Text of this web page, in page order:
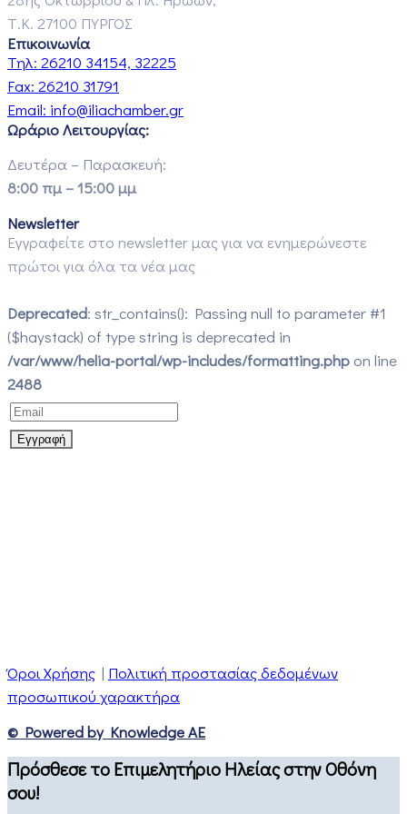
Τ.Κ. 27100 ΠΥΡΓΟΣ
Επικοινωνία
Τηλ: 26210 34154, 32225
Fax: 26210 31791
Email: info@iliachamber.gr
Ωράριο Λειτουργίας:
Δευτέρα – Παρασκευή:
8:00 πμ – 15:00 μμ
Newsletter
Εγγραφείτε στο newsletter μας για να ενημερώνεστε
πρώτοι για όλα τα νέα μας
Deprecated: str_contains(): Passing null to parameter #1
($haystack) of type string is deprecated in
/var/www/helia-portal/wp-includes/formatting.php on line
2488
Όροι Χρήσης | Πολιτική προστασίας δεδομένων
προσωπικού χαρακτήρα
© Powered by Knowledge AE
Πρόσθεσε το Επιμελητήριο Ηλείας στην Οθόνη
σου!